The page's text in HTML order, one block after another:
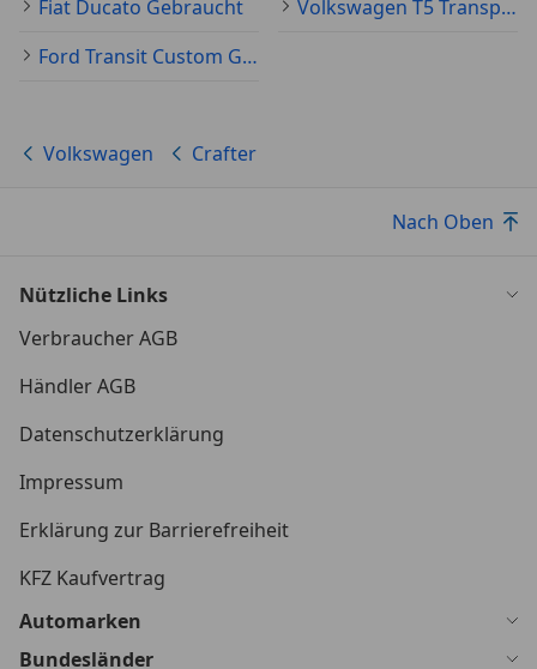
Fiat Ducato Gebraucht
Volkswagen T5 Transporter Gebraucht
Ford Transit Custom Gebraucht
Volkswagen Crafter
Nach Oben
Nützliche Links
Verbraucher AGB
Händler AGB
Datenschutzerklärung
Impressum
Erklärung zur Barrierefreiheit
KFZ Kaufvertrag
Automarken
Bundesländer